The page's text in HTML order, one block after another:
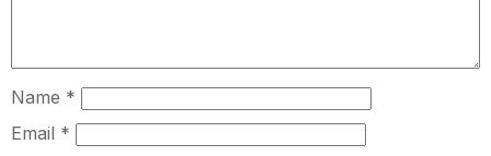
Name *
Email *